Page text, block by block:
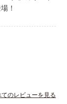
！
てのレビューを見る